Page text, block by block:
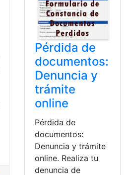
Pérdida de
documentos:
Denuncia y
trámite
online
Pérdida de
documentos:
Denuncia y trámite
online. Realiza tu
denuncia de